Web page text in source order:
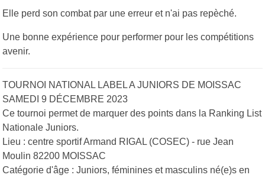
Elle perd son combat par une erreur et n'ai pas repèché.
Une bonne expérience pour performer pour les compétitions
avenir.
TOURNOI NATIONAL LABEL A JUNIORS DE MOISSAC
SAMEDI 9 DÉCEMBRE 2023
Ce tournoi permet de marquer des points dans la Ranking List
Nationale Juniors.
Lieu : centre sportif Armand RIGAL (COSEC) - rue Jean
Moulin 82200 MOISSAC
Catégorie d'âge : Juniors, féminines et masculins né(e)s en